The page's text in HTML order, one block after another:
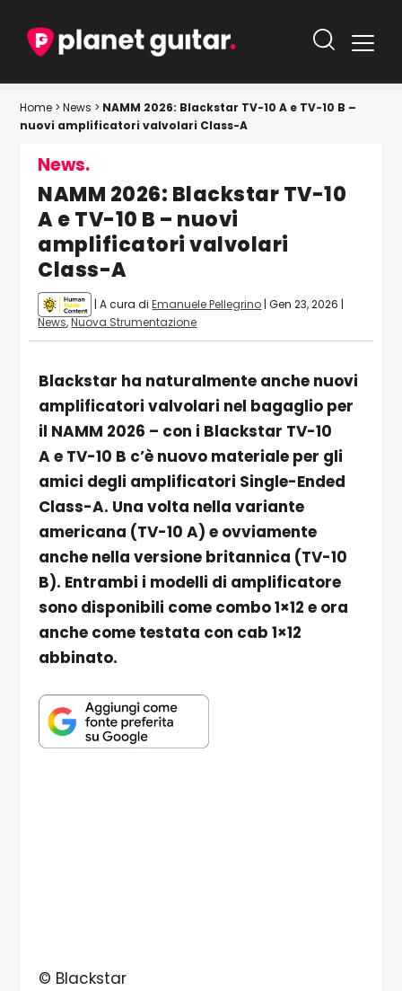
Home >News > NAMM 2026: Blackstar TV-10 A e TV-10 B –
nuovi amplificatori valvolari Class-A
News.
NAMM 2026: Blackstar TV-10
A e TV-10 B – nuovi
amplificatori valvolari
Class-A
| A cura diEmanuele Pellegrino |Gen 23, 2026 |
News,Nuova Strumentazione
Blackstar ha naturalmente anche nuovi
amplificatori valvolari nel bagaglio per
il NAMM 2026 – con i Blackstar TV-10
A e TV-10 B c’è nuovo materiale per gli
amici degli amplificatori Single-Ended
Class-A. Una volta nella variante
americana (TV-10 A) e ovviamente
anche nella versione britannica (TV-10
B). Entrambi i modelli di amplificatore
sono disponibili come combo 1×12 e ora
anche come testata con cab 1×12
abbinato.
© Blackstar